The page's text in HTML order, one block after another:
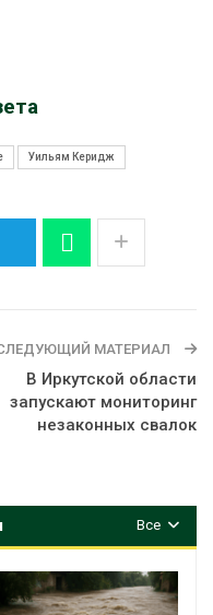
Уильям Керидж
МАТЕРИАЛ
В Иркутской области
запускают мониторинг
незаконных свалок
Все